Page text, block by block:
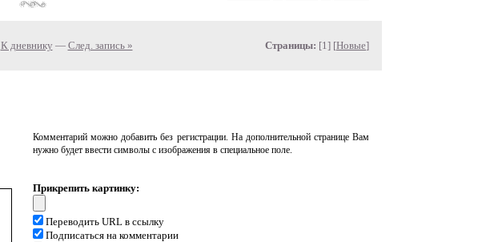
К дневнику — След. запись » Страницы: [1] [Новые]
Комментарий можно добавить без регистрации. На дополнительной странице Вам
нужно будет ввести символы с изображения в специальное поле.
Прикрепить картинку:
Переводить URL в ссылку
Подписаться на комментарии